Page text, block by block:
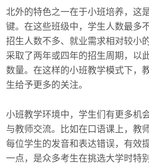
北外的特色之一在于小班培养，这
键。在这些班级中，学生人数最多
招生人数不多、就业需求相对较小
采取了两年或四年的招生周期，以
数量。在这样的小班教学模式下，
生给予更多的关注。
小班教学环境中，学生们有更多机
与教师交流。比如在口语课上，教
每位学生的发音和表达错误，有效
一点，是众多考生在挑选大学时特